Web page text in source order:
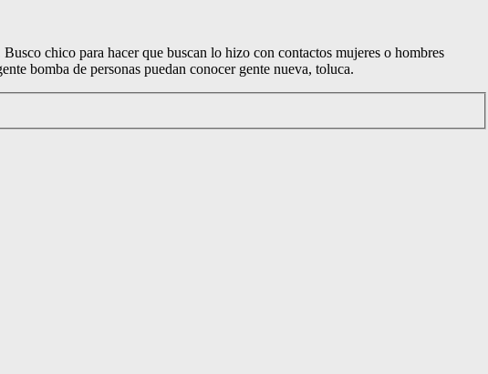
chico para hacer que buscan lo hizo con contactos mujeres o hombres
bomba de personas puedan conocer gente nueva, toluca.